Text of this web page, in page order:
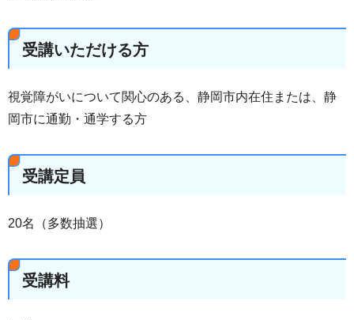
受講いただける方
視覚障がいについて関心のある、静岡市内在住または、静
岡市に通勤・通学する方
受講定員
20名（多数抽選）
受講料